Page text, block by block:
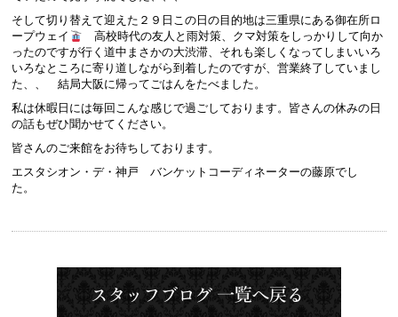
そして切り替えて迎えた２９日この日の目的地は三重県にある御在所ロ
ープウェイ
高校時代の友人と雨対策、クマ対策をしっかりして向か
ったのですが行く道中まさかの大渋滞、それも楽しくなってしまいいろ
いろなところに寄り道しながら到着したのですが、営業終了していまし
た、、 結局大阪に帰ってごはんをたべました。
私は休暇日には毎回こんな感じで過ごしております。皆さんの休みの日
の話もぜひ聞かせてください。
皆さんのご来館をお待ちしております。
エスタシオン・デ・神戸 バンケットコーディネーターの藤原でし
た。